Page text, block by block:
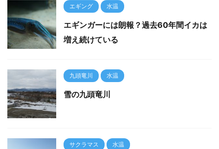
エギング 水温
エギンガーには朗報？過去60年間イカは
増え続けている
九頭竜川 水温
雪の九頭竜川
サクラマス 水温